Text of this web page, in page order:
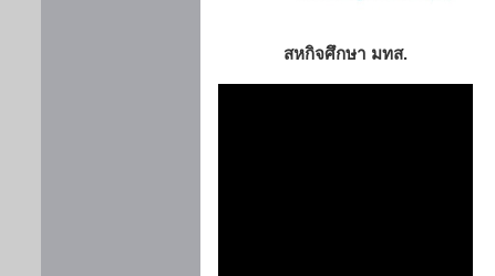
สหกิจศึกษา มทส.